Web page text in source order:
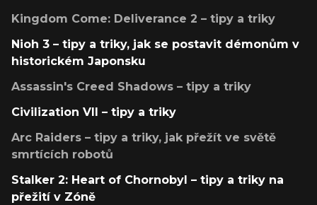
Kingdom Come: Deliverance 2 – tipy a triky
Nioh 3 – tipy a triky, jak se postavit démonům v
historickém Japonsku
Assassin's Creed Shadows – tipy a triky
Civilization VII – tipy a triky
Arc Raiders – tipy a triky, jak přežít ve světě
smrtících robotů
Stalker 2: Heart of Chornobyl – tipy a triky na
přežití v Zóně